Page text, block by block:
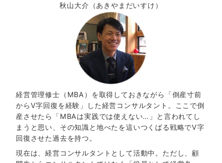
秋山大介（あきやまだいすけ）
経営管理修士（MBA）を取得しておきながら「倒産寸前
からV字回復を経験」した経営コンサルタント。ここで倒
産させたら「MBAは実践では使えない…」と言われてし
まうと思い、その知識と地べたを這いつくばる戦略でV字
回復させた過去を持つ。
現在は、経営コンサルタントとして活動中。ただし、顧